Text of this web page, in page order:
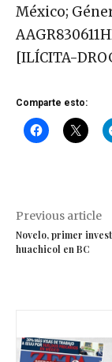
México;
[ILÍCITA-
Comparte esto:
Previous article
Novelo, primer
huachicol en BC